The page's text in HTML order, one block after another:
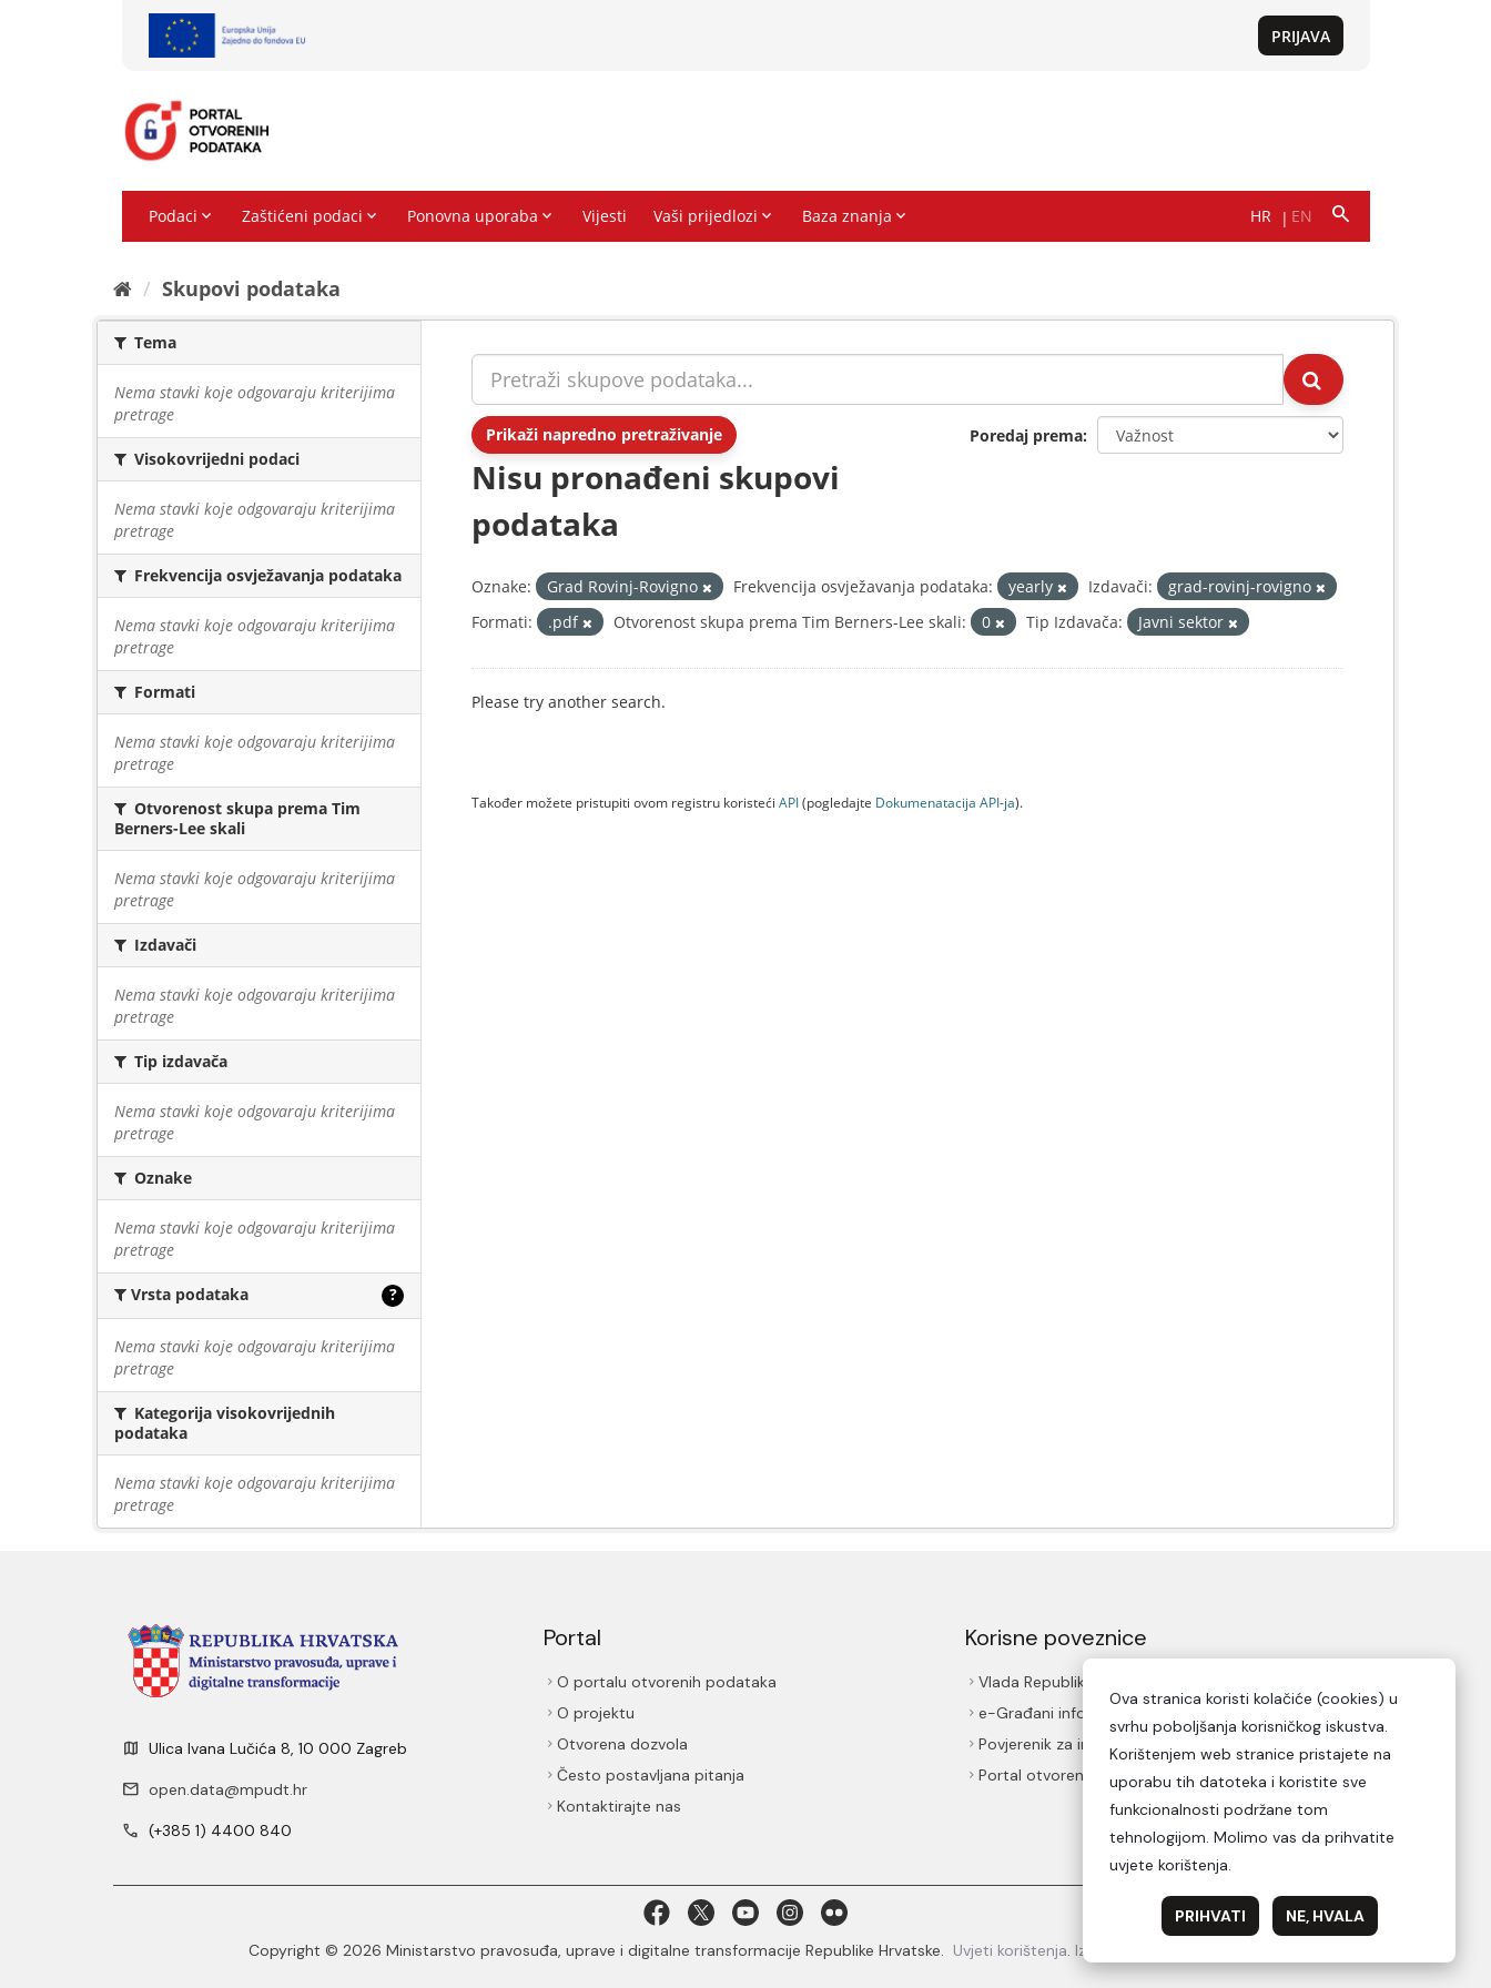
Skupovi podаtаkа
Tema
Nema stavki koje odgovaraju kriterijima
pretrage
Visokovrijedni podaci
Nema stavki koje odgovaraju kriterijima
pretrage
Frekvencija osvježavanja podataka
Nema stavki koje odgovaraju kriterijima
pretrage
Formati
Nema stavki koje odgovaraju kriterijima
pretrage
Otvorenost skupa prema Tim
Berners-Lee skali
Nema stavki koje odgovaraju kriterijima
pretrage
Izdavači
Nema stavki koje odgovaraju kriterijima
pretrage
Tip izdavača
Nema stavki koje odgovaraju kriterijima
pretrage
Oznake
Nema stavki koje odgovaraju kriterijima
pretrage
Vrsta podataka ?
Nema stavki koje odgovaraju kriterijima
pretrage
Kategorija visokovrijednih
podataka
Nema stavki koje odgovaraju kriterijima
pretrage
Prikaži napredno pretraživanje Poredaj prema
Nisu pronađeni skupovi
podataka
Oznake: Grad Rovinj-Rovigno Frekvencija osvježavanja podataka: yearly Izdavači:
grad-rovinj-rovigno
Formati:
.pdf Otvorenost skupa prema Tim Berners-Lee skali: 0 Tip Izdavača: Javni sektor
Please try another search.
Također možete pristupiti ovom registru koristeći API(pogledajte Dokumenаtаcijа API-jа).